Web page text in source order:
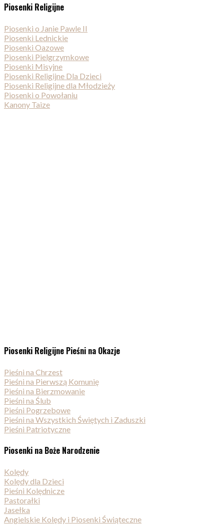
Piosenki Religijne
Piosenki o Janie Pawle II
Piosenki Lednickie
Piosenki Oazowe
Piosenki Pielgrzymkowe
Piosenki Misyjne
Piosenki Religijne Dla Dzieci
Piosenki Religijne dla Młodzieży
Piosenki o Powołaniu
Kanony Taize
Piosenki Religijne Pieśni na Okazje
Pieśni na Chrzest
Pieśni na Pierwszą Komunię
Pieśni na Bierzmowanie
Pieśni na Ślub
Pieśni Pogrzebowe
Pieśni na Wszystkich Świętych i Zaduszki
Pieśni Patriotyczne
Piosenki na Boże Narodzenie
Kolędy
Kolędy dla Dzieci
Pieśni Kolędnicze
Pastorałki
Jasełka
Angielskie Kolędy i Piosenki Świąteczne